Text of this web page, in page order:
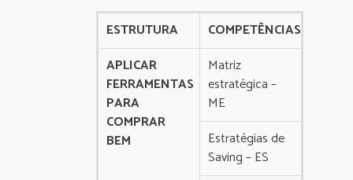
ESTRUTURA
COMPETÊNCIAS
APLICAR
FERRAMENTAS
PARA
COMPRAR
BEM
Matriz
estratégica –
ME
Estratégias de
Saving – ES